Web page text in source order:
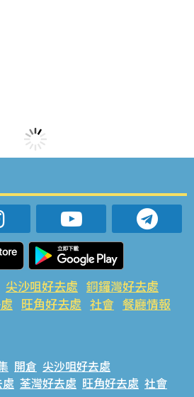
尖沙咀好去處 銅鑼灣好去處
旺角好去處 社會 餐廳情報
開倉 尖沙咀好去處
荃灣好去處 旺角好去處 社會